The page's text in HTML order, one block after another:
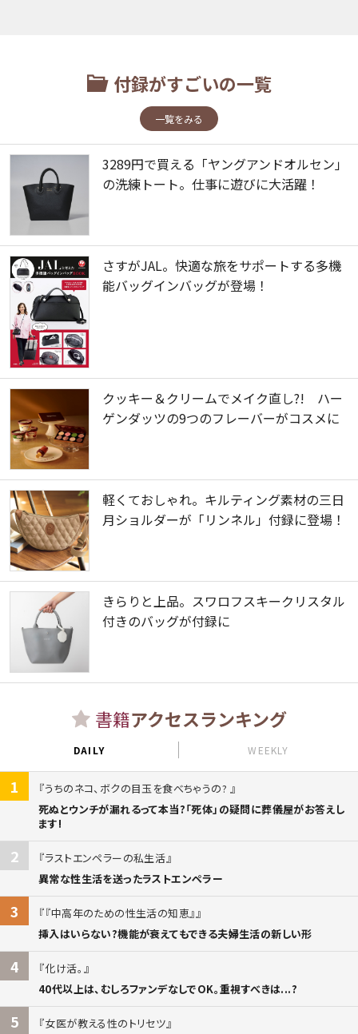
付録がすごいの一覧
一覧をみる
3289円で買える「ヤングアンドオルセン」
の洗練トート。仕事に遊びに大活躍！
さすがJAL。快適な旅をサポートする多機
能バッグインバッグが登場！
クッキー＆クリームでメイク直し?! ハー
ゲンダッツの9つのフレーバーがコスメに
軽くておしゃれ。キルティング素材の三日
月ショルダーが「リンネル」付録に登場！
きらりと上品。スワロフスキークリスタル
付きのバッグが付録に
書籍アクセスランキング
DAILY WEEKLY
1
うちのネコ、ボクの目玉を食べちゃうの?
死ぬとウンチが漏れるって本当?「死体」の疑問に葬儀屋がお答えし
ます!
2
ラストエンペラーの私生活
異常な性生活を送ったラストエンペラー
3
『中高年のための性生活の知恵』
挿入はいらない?機能が衰えてもできる夫婦生活の新しい形
4
化け活。
40代以上は、むしろファンデなしでOK。重視すべきは...?
5
女医が教える性のトリセツ